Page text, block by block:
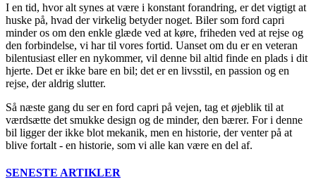
I en tid, hvor alt synes at være i konstant forandring, er det vigtigt at
huske på, hvad der virkelig betyder noget. Biler som ford capri
minder os om den enkle glæde ved at køre, friheden ved at rejse og
den forbindelse, vi har til vores fortid. Uanset om du er en veteran
bilentusiast eller en nykommer, vil denne bil altid finde en plads i dit
hjerte. Det er ikke bare en bil; det er en livsstil, en passion og en
rejse, der aldrig slutter.
Så næste gang du ser en ford capri på vejen, tag et øjeblik til at
værdsætte det smukke design og de minder, den bærer. For i denne
bil ligger der ikke blot mekanik, men en historie, der venter på at
blive fortalt - en historie, som vi alle kan være en del af.
SENESTE ARTIKLER